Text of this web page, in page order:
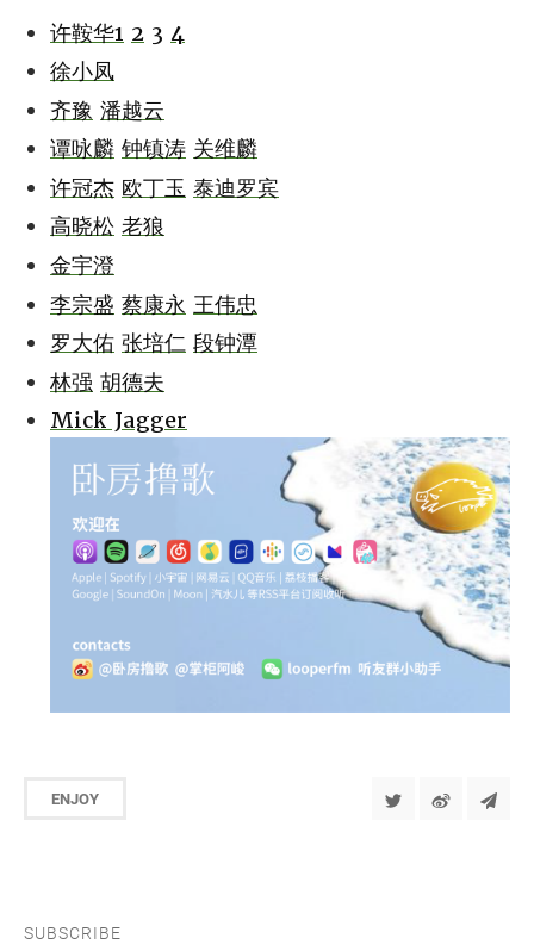
许鞍华1 2 3 4
徐小凤
齐豫 潘越云
谭咏麟 钟镇涛 关维麟
许冠杰 欧丁玉 泰迪罗宾
高晓松 老狼
金宇澄
李宗盛 蔡康永 王伟忠
罗大佑 张培仁 段钟潭
林强 胡德夫
Mick Jagger
ENJOY
SUBSCRIBE